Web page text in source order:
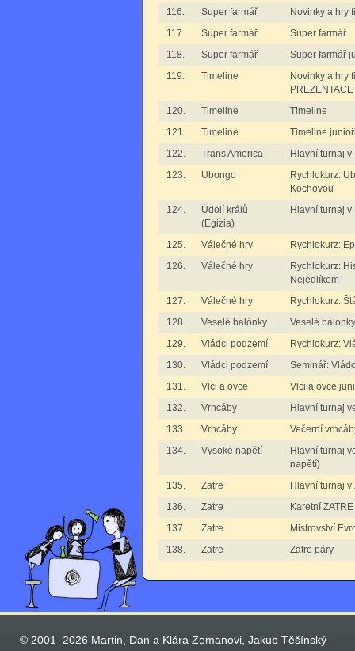
116.
Super farmář
Novinky a hry
117.
Super farmář
Super farmář
118.
Super farmář
Super farmář
119.
Timeline
Novinky a hry
PREZENTACE
120.
Timeline
Timeline
121.
Timeline
Timeline
122.
Trans America
Hlavní turnaj v
123.
Ubongo
Rychlokurz:
Kochovou
124.
Údolí králů
(Egizia)
Hlavní turnaj
125. Válečné hry
Rychlokurz:
126.
Válečné hry
Rychlokurz:
Nejedlíkem
127.
Válečné hry
Rychlokurz:
128.
Veselé balónky
Veselé balonky
129.
Vládci podzemí
Rychlokurz:
130.
Vládci podzemí
Seminář:
131.
Vlci a ovce
Vlci a ovce
132.
Vrhcáby
Hlavní turnaj
133.
Vrhcáby
Večerní
134.
Vysoké napětí
Hlavní turnaj
napětí)
135.
Zatre
Hlavní turnaj v
136.
Zatre
Karetní ZATRE
137.
Zatre
Mistrovství
138.
Zatre Zatre páry
© 2001–2026 Martin, Dan a Klára Zemanovi, Jakub Těšínský